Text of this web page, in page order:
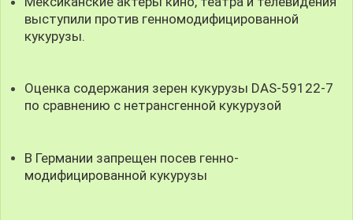
выступили против генномодифицированной
кукурузы.
Оценка содержания зерен кукурузы DAS-59122-7
по сравнению с нетрансгенной кукурузой
В Германии запрещен посев генно-
модифицированной кукурузы